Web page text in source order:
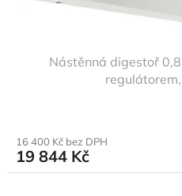
Nástěnná digestoř
16 400 Kč bez DPH
19 844 Kč